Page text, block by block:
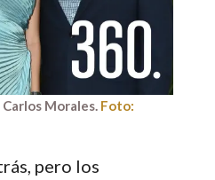
Morales. Foto:
pero los